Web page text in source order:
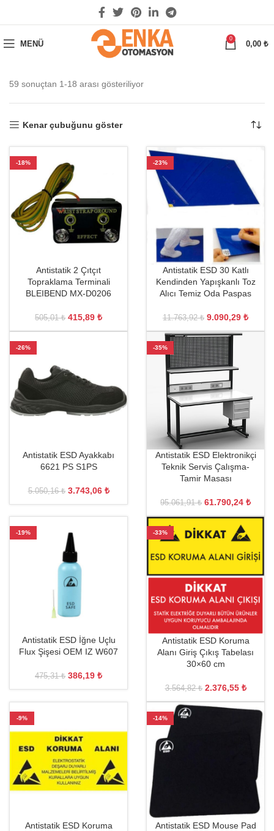
MENÜ
0
0,00 ₺
59 sonuçtan 1-18 arası gösteriliyor
Kenar çubuğunu göster
-18%
Antistatik 2 Çıtçıt
Topraklama Terminali
BLEIBEND MX-D0206
505,01₺ 415,89 ₺
-23%
Antistatik ESD 30 Katlı
Kendinden Yapışkanlı Toz
Alıcı Temiz Oda Paspas
11.763,92₺ 9.090,29 ₺
-26%
Antistatik ESD Ayakkabı
6621 PS S1PS
5.050,16₺ 3.743,06 ₺
-35%
Antistatik ESD Elektronikçi
Teknik Servis Çalışma-
Tamir Masası
95.061,91₺ 61.790,24 ₺
-19%
Antistatik ESD İğne Uçlu
Flux Şişesi OEM IZ W607
475,31₺ 386,19 ₺
-33%
Antistatik ESD Koruma
Alanı Giriş Çıkış Tabelası
30×60 cm
3.564,82₺ 2.376,55 ₺
-9%
Antistatik ESD Koruma
-14%
Antistatik ESD Mouse Pad